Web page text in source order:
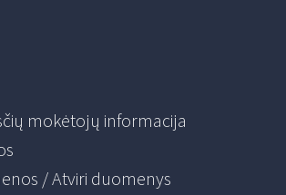
mokėtojų informacija
/ Atviri duomenys